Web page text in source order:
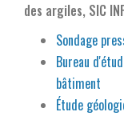
des argiles, SIC
Sondage
Bureau
bâtiment
Étude